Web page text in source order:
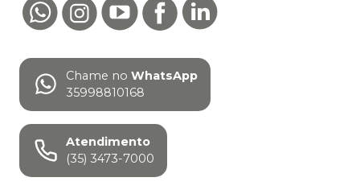
Chame no WhatsApp
35998810168
Atendimento
(35) 3473-7000